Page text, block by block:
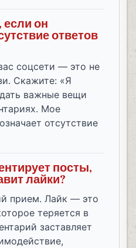
если он
ответов
соцсети — это не
Скажите: «Я
важные вещи
Мое
отсутствие
посты,
лайки?
прием. Лайк — это
теряется в
заставляет